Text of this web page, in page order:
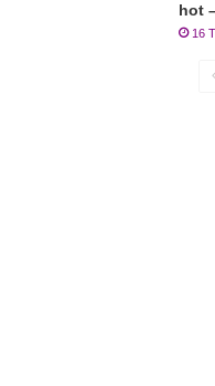
hot
16